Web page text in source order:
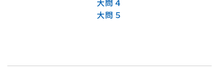
大問４
大問５